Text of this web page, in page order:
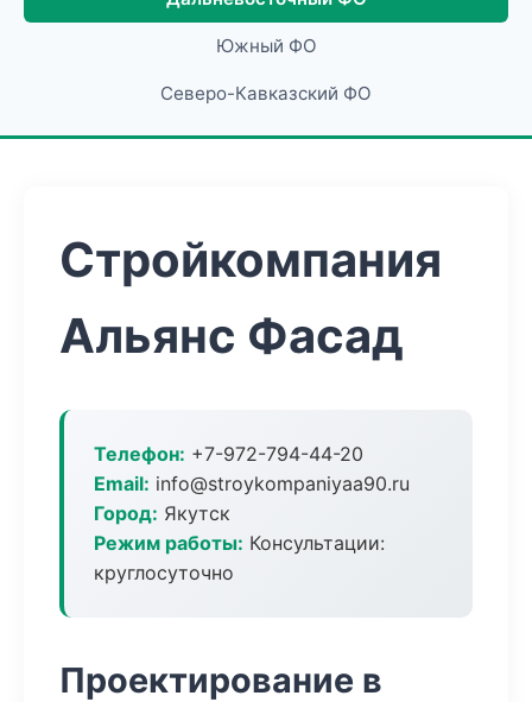
Южный ФО
Северо-Кавказский ФО
Стройкомпания
Альянс Фасад
Телефон: +7-972-794-44-20
Email: info@stroykompaniyaa90.ru
Город: Якутск
Режим работы: Консультации:
круглосуточно
Проектирование в